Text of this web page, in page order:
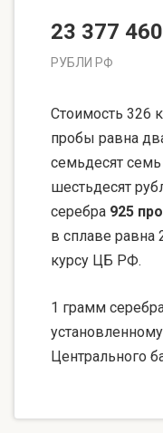
23 377
РУБЛИ РФ
Стоимость 326
пробы равна
семьдесят
шестьдесят
серебра 925
в сплаве равна
курсу ЦБ РФ.
1 грамм
Центрального